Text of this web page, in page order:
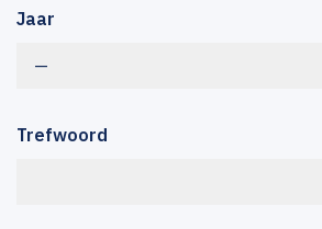
Jaar
—
Trefwoord